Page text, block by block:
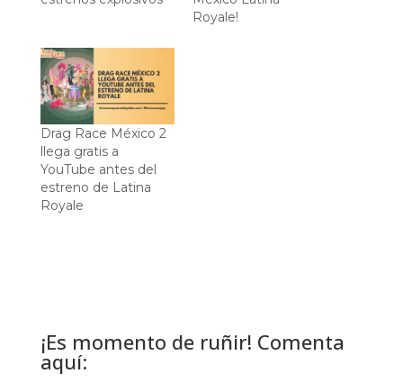
Royale!
Drag Race México 2
llega gratis a
YouTube antes del
estreno de Latina
Royale
¡Es momento de ruñir! Comenta
aquí: